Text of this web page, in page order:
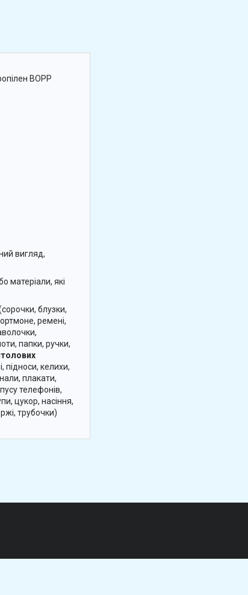
BOPP
вигляд,
матеріали, які
блузки,
ремені,
папки, ручки,
підноси, келихи,
плакати,
телефонів,
цукор, насіння,
трубочки)